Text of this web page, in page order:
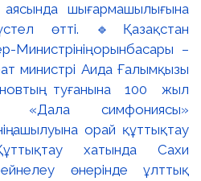
шығармашылығына
өтті. 🔹Қазақстан
Министрінің орынбасары –
министрі Аида Ғалымқызы
туғанына 100 жыл
«Дала симфониясы»
ашылуына орай құттықтау
хатында Сахи
өнерінде ұлттық